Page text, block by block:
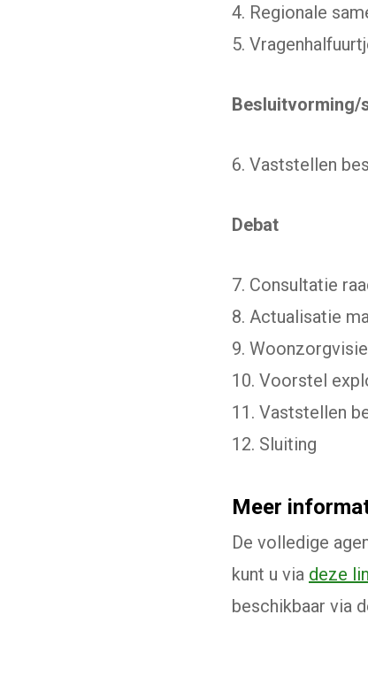
4. Regionale
5.
Besluitvorming/
6. Vaststellen
Debat
7. Consultatie
8. Actualisatie
9.
10. Voorstel
11. Vaststellen
12. Sluiting
Meer
De volledige
kunt u via deze
beschikbaar via